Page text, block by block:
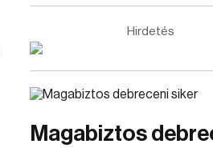
Hirdetés
Magabiztos